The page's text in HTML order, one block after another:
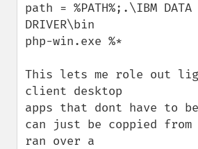
path = %PATH%;.\IBM DATA
DRIVER\bin
php-win.exe %*
This lets me role out
client desktop
apps that dont have to
can just be coppied from
ran over a